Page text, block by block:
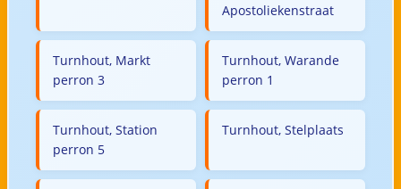
Apostoliekenstraat
Turnhout, Markt
perron 3
Turnhout, Warande
perron 1
Turnhout, Station
perron 5
Turnhout, Stelplaats